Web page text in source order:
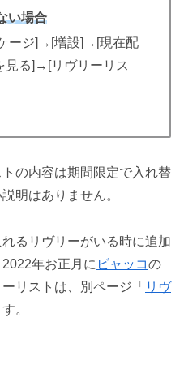
い場合
ージ]→[増設]→[現在配
見る]→[リヴリーリス
の内容は期間限定で入れ替
明はありません。
るリヴリーがいる時に追加
年お正月に ビャッコの
リストは、別ページ「 リヴ
。